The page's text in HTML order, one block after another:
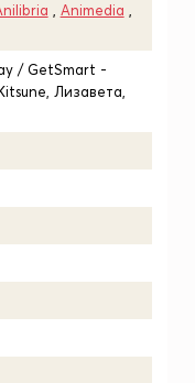
Animedia
/ GetSmart -
Лизавета,